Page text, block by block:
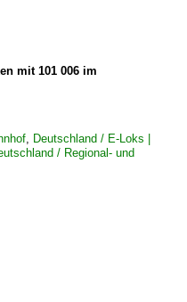
mit 101 006 im
, Deutschland / E-Loks |
/ Regional- und